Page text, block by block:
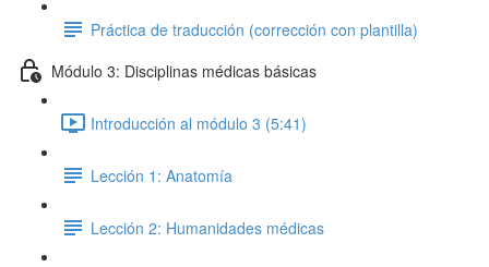
Práctica de traducción (corrección con plantilla)
Módulo 3: Disciplinas médicas básicas
Introducción al módulo 3 (5:41)
Lección 1: Anatomía
Lección 2: Humanidades médicas